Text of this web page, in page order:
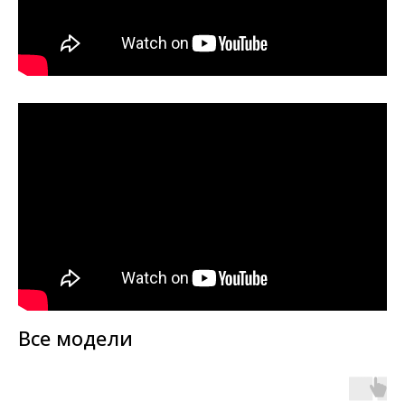
Все модели